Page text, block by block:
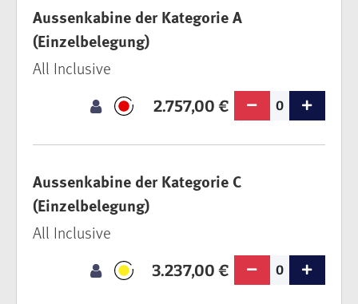
Aussenkabine der Kategorie A
(Einzelbelegung)
2.757,00 € 0
All Inclusive
Aussenkabine der Kategorie C
(Einzelbelegung)
3.237,00 € 0
All Inclusive